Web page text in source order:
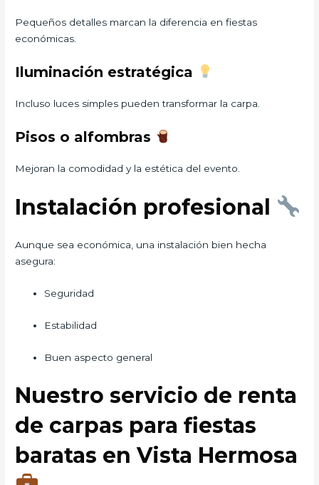
Pequeños detalles marcan la diferencia en fiestas
económicas.
Iluminación estratégica
Incluso luces simples pueden transformar la carpa.
Pisos o alfombras
Mejoran la comodidad y la estética del evento.
Instalación profesional
Aunque sea económica, una instalación bien hecha
asegura:
Seguridad
Estabilidad
Buen aspecto general
Nuestro servicio de renta
de carpas para fiestas
baratas en Vista Hermosa